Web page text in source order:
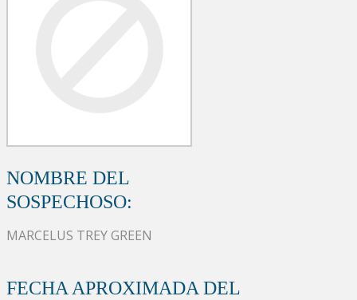
NOMBRE DEL
SOSPECHOSO:
MARCELUS TREY GREEN
FECHA APROXIMADA DEL